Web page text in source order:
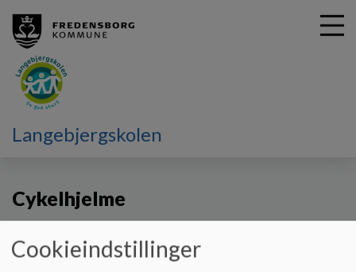
Langebjergskolen
Skolebestyrelsen
Cykelhjelme
Cykelhjelme
Cookieindstillinger